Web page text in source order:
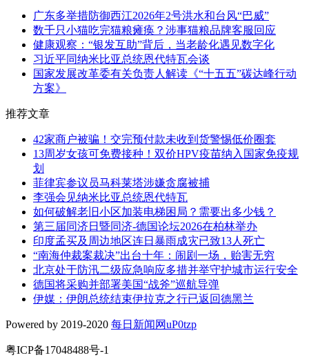
广东多举措防御西江2026年2号洪水和台风“巴威”
数千只小猫吃完猫粮瘫痪？涉事猫粮品牌客服回应
健康观察：“银发互助”背后，当老龄化遇见数字化
习近平同纳米比亚总统恩代特瓦会谈
国家发展改革委有关负责人解读《“十五五”碳达峰行动
方案》
推荐文章
42家商户被骗！交完预付款未收到货警惕低价圈套
13周岁女孩可免费接种！双价HPV疫苗纳入国家免疫规
划
菲律宾参议员马科莱塔涉嫌贪腐被捕
李强会见纳米比亚总统恩代特瓦
如何破解老旧小区加装电梯困局？需要出多少钱？
第三届同济日暨同济-德国论坛2026在柏林举办
印度孟买及周边地区连日暴雨成灾已致13人死亡
“南海仲裁案裁决”出台十年：闹剧一场，贻害无穷
北京处于防汛二级应急响应多措并举守护城市运行安全
德国将采购并部署美国“战斧”巡航导弹
伊媒：伊朗总统结束伊拉克之行已返回德黑兰
Powered by 2019-2020 每日新闻网uP0tzp
粤ICP备17048488号-1